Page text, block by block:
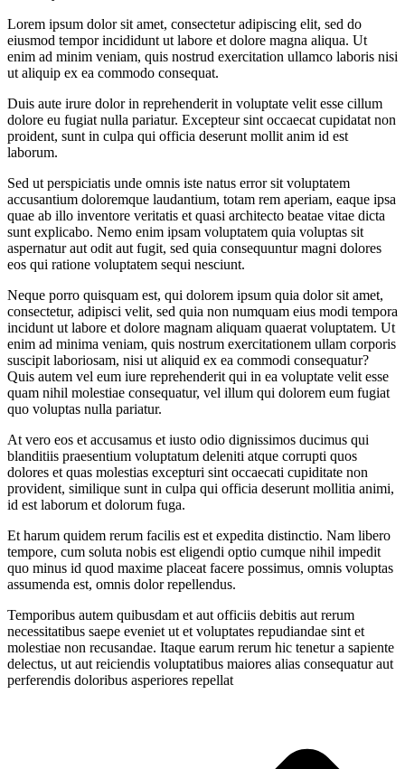
Lorem ipsum dolor sit amet, consectetur adipiscing elit, sed do
eiusmod tempor incididunt ut labore et dolore magna aliqua. Ut
enim ad minim veniam, quis nostrud exercitation ullamco laboris nisi
ut aliquip ex ea commodo consequat.
Duis aute irure dolor in reprehenderit in voluptate velit esse cillum
dolore eu fugiat nulla pariatur. Excepteur sint occaecat cupidatat non
proident, sunt in culpa qui officia deserunt mollit anim id est
laborum.
Sed ut perspiciatis unde omnis iste natus error sit voluptatem
accusantium doloremque laudantium, totam rem aperiam, eaque ipsa
quae ab illo inventore veritatis et quasi architecto beatae vitae dicta
sunt explicabo. Nemo enim ipsam voluptatem quia voluptas sit
aspernatur aut odit aut fugit, sed quia consequuntur magni dolores
eos qui ratione voluptatem sequi nesciunt.
Neque porro quisquam est, qui dolorem ipsum quia dolor sit amet,
consectetur, adipisci velit, sed quia non numquam eius modi tempora
incidunt ut labore et dolore magnam aliquam quaerat voluptatem. Ut
enim ad minima veniam, quis nostrum exercitationem ullam corporis
suscipit laboriosam, nisi ut aliquid ex ea commodi consequatur?
Quis autem vel eum iure reprehenderit qui in ea voluptate velit esse
quam nihil molestiae consequatur, vel illum qui dolorem eum fugiat
quo voluptas nulla pariatur.
At vero eos et accusamus et iusto odio dignissimos ducimus qui
blanditiis praesentium voluptatum deleniti atque corrupti quos
dolores et quas molestias excepturi sint occaecati cupiditate non
provident, similique sunt in culpa qui officia deserunt mollitia animi,
id est laborum et dolorum fuga.
Et harum quidem rerum facilis est et expedita distinctio. Nam libero
tempore, cum soluta nobis est eligendi optio cumque nihil impedit
quo minus id quod maxime placeat facere possimus, omnis voluptas
assumenda est, omnis dolor repellendus.
Temporibus autem quibusdam et aut officiis debitis aut rerum
necessitatibus saepe eveniet ut et voluptates repudiandae sint et
molestiae non recusandae. Itaque earum rerum hic tenetur a sapiente
delectus, ut aut reiciendis voluptatibus maiores alias consequatur aut
perferendis doloribus asperiores repellat